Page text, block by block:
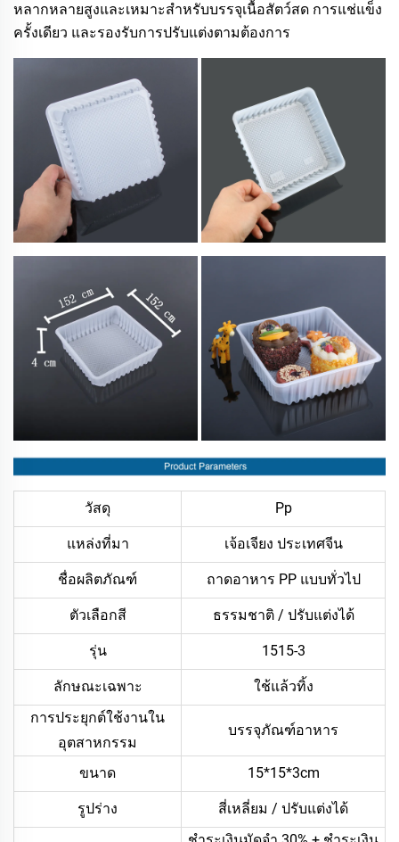
หลากหลายสูงและเหมาะสำหรับบรรจุเนื้อสัตว์สด การแช่แข็ง
ครั้งเดียว และรองรับการปรับแต่งตามต้องการ
วัสดุ Pp
แหล่งที่มา เจ้อเจียง ประเทศจีน
ชื่อผลิตภัณฑ์ ถาดอาหาร PP แบบทั่วไป
ตัวเลือกสี ธรรมชาติ / ปรับแต่งได้
รุ่น 1515-3
ลักษณะเฉพาะ
ใช้แล้วทิ้ง
การประยุกต์ใช้งานใน
อุตสาหกรรม
บรรจุภัณฑ์อาหาร
ขนาด 15*15*3cm
รูปร่าง
สี่เหลี่ยม / ปรับแต่งได้